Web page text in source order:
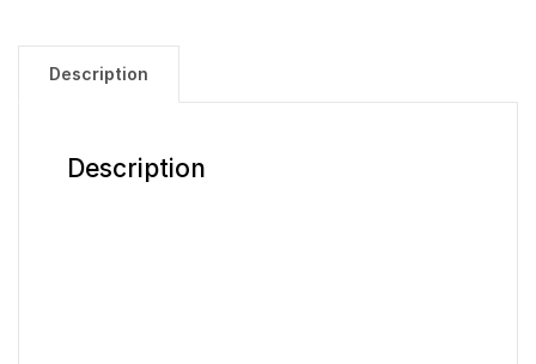
Description
Description